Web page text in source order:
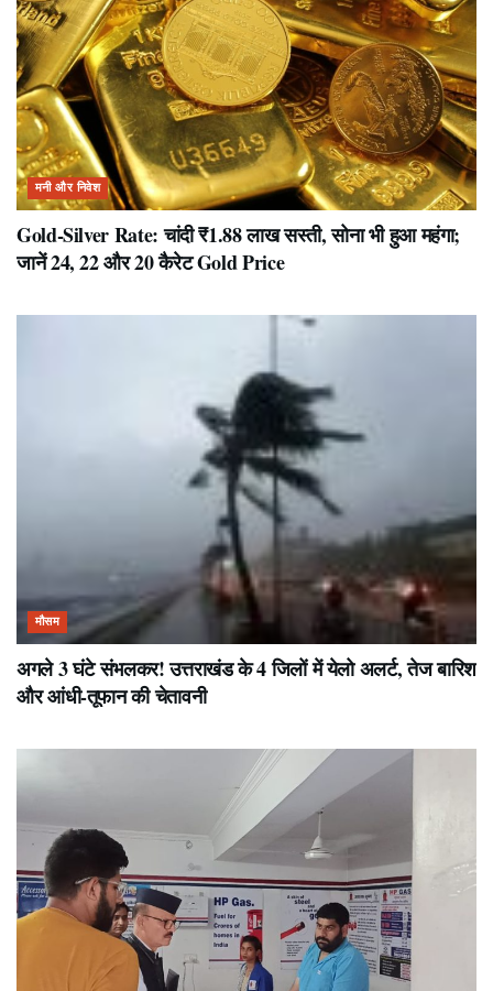
मनी और निवेश
Gold-Silver Rate: चांदी ₹1.88 लाख सस्ती, सोना भी हुआ महंगा;
जानें 24, 22 और 20 कैरेट Gold Price
मौसम
अगले 3 घंटे संभलकर! उत्तराखंड के 4 जिलों में येलो अलर्ट, तेज बारिश
और आंधी-तूफान की चेतावनी